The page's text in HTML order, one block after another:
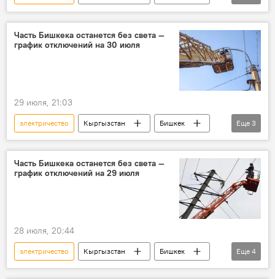
смерть
мальчик
ток
мэрия
Часть Бишкека останется без света —
график отключений на 30 июля
29 июля, 21:03
электричество Кыргызстан
Бишкек
свет
отключение график
Еще 3
Часть Бишкека останется без света —
график отключений на 29 июля
28 июля, 20:44
электричество Кыргызстан
Бишкек
свет
Где в Бишкеке отключат свет сегодня
Еще 4